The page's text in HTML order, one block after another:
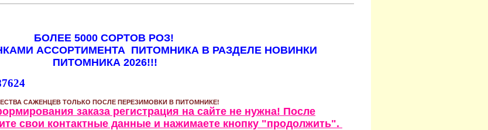
БОЛЕЕ 5000 СОРТОВ РОЗ!
АССОРТИМЕНТА ПИТОМНИКА В РАЗДЕЛЕ НОВИНКИ
ПИТОМНИКА 2026!!!
САЖЕНЦЕВ ТОЛЬКО ПОСЛЕ ПЕРЕЗИМОВКИ В ПИТОМНИКЕ!
заказа регистрация на сайте не нужна! После
свои контактные данные и нажимаете кнопку "продолжить".